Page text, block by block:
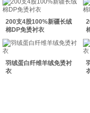
200支4股100%新疆长绒
棉DP免烫衬衣
羽绒蛋白纤维羊绒免烫衬
衣
双击此处添加